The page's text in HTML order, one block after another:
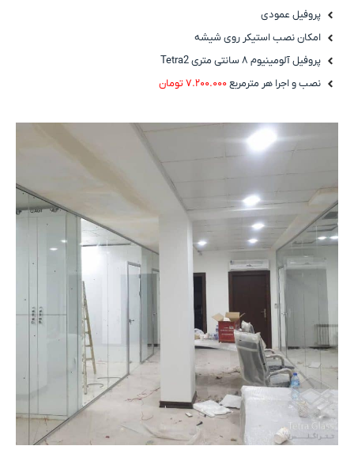
پروفیل عمودی
امکان نصب استیکر روی شیشه
پروفیل آلومینیوم ۸ سانتی متری Tetra2
نصب و اجرا هر مترمربع۷.۲۰۰.۰۰۰ تومان